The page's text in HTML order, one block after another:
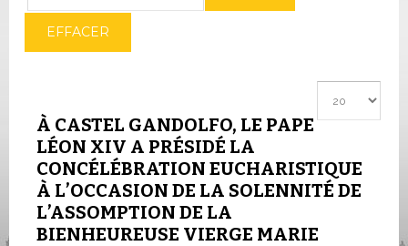
EFFACER
À CASTEL GANDOLFO, LE PAPE
LÉON XIV A PRÉSIDÉ LA
CONCÉLÉBRATION EUCHARISTIQUE
À L’OCCASION DE LA SOLENNITÉ DE
L’ASSOMPTION DE LA
BIENHEUREUSE VIERGE MARIE